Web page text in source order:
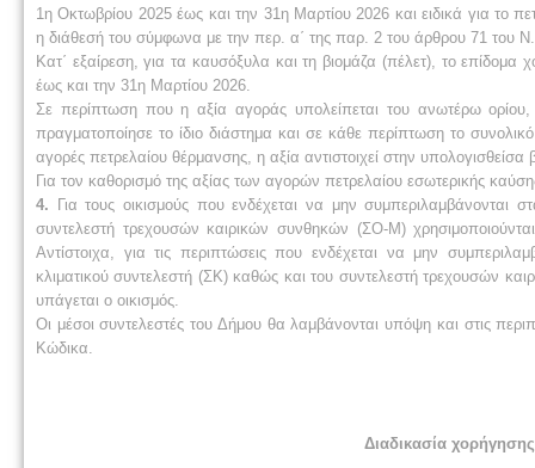
1η Οκτωβρίου 2025 έως και την 31η Μαρτίου 2026 και ειδικά για το
η διάθεσή του σύμφωνα με την περ. α΄ της παρ. 2 του άρθρου 71 του
Κατ΄ εξαίρεση, για τα καυσόξυλα και τη βιομάζα (πέλετ), το
έως και την 31η Μαρτίου 2026.
Σε περίπτωση που η αξία αγοράς υπολείπεται του ανωτέρω
πραγματοποίησε το ίδιο διάστημα και σε κάθε περίπτωση το
αγορές πετρελαίου θέρμανσης, η αξία αντιστοιχεί στην
Για τον καθορισμό της αξίας των αγορών πετρελαίου εσωτερικής
4.
Για τους οικισμούς που ενδέχεται να μην
συντελεστή τρεχουσών καιρικών συνθηκών (ΣΟ-Μ)
Αντίστοιχα, για τις περιπτώσεις που ενδέχεται να μην
κλιματικού συντελεστή (ΣΚ) καθώς και του συντελεστή τρεχουσών
υπάγεται ο οικισμός.
Οι μέσοι συντελεστές του Δήμου θα λαμβάνονται υπόψη και στις
Κώδικα.
Διαδικασία